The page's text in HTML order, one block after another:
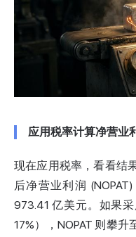
应用税率计算净营业
现在应用税率，看看结
后净营业利润
973.41 亿美元。如果
17%），NOPAT 则攀